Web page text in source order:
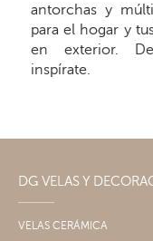
antorchas y
para el hogar y
en exterior.
inspírate.
DG VELAS Y
VELAS CERÁMICA